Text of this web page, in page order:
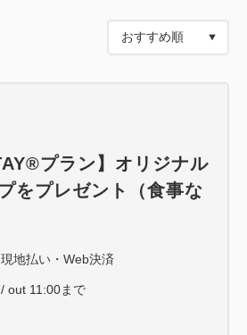
ビ（所定の動画アプリ視聴可）
株式会社日建スペースデザイン
・電気ケトル・セーフティーボ
ー・消臭スプレー
タオル・ハンドタオル・バスマ
プラン】オリジナル
をプレゼント（食事な
現地払い・Web決済
out 11:00まで